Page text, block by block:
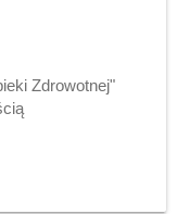
Zdrowotnej"